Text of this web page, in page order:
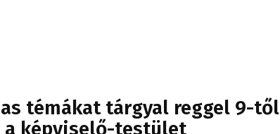
témákat tárgyal reggel 9-től
a képviselő-testület